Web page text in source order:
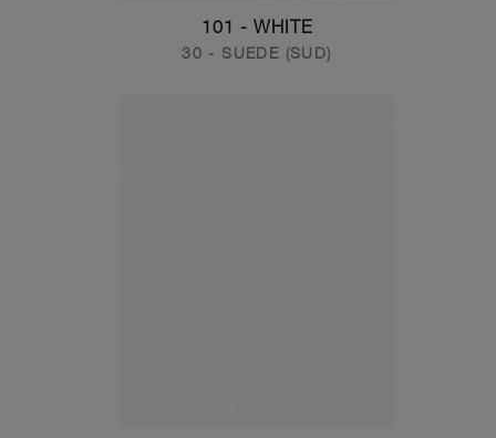
101 - WHITE
30 - SUEDE (SUD)